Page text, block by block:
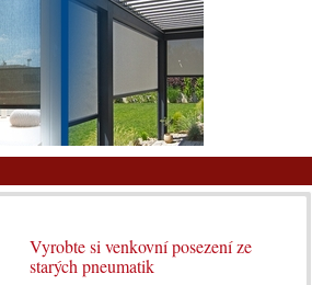
Vyrobte si venkovní posezení ze
starých pneumatik